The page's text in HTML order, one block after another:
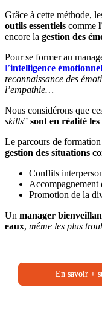
Grâce à cette méthode,
outils essentiels comme
encore la gestion des
Pour se former au
l’intelligence
reconnaissance des
l’empathie…
Nous considérons que
skills” sont en réalité les
Le parcours de
gestion des situations
Conflits
Accompagnement
Promotion de la
Un manager
eaux, même les plus
En savoir +